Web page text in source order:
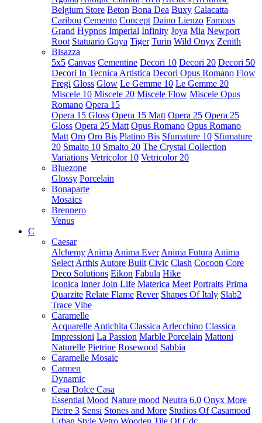
Belgium Store Beton Bona Dea Buxy Calacatta
Caribou Cemento Concept Daino Lienzo Famous
Grand Hypnos Imperial Infinity Joya Mia Newport
Root Statuario Goya Tiger Turin Wild Onyx Zenith
Bisazza
5x5 Canvas Cementine Decori 10 Decori 20 Decori 50
Decori In Tecnica Artistica Decori Opus Romano Flow
Fregi Gloss Glow Le Gemme 10 Le Gemme 20
Miscele 10 Miscele 20 Miscele Flow Miscele Opus
Romano Opera 15
Opera 15 Gloss Opera 15 Matt Opera 25 Opera 25
Gloss Opera 25 Matt Opus Romano Opus Romano
Matt Oro Oro Bis Platino Bis Sfumature 10 Sfumature
20 Smalto 10 Smalto 20 The Crystal Collection
Variations Vetricolor 10 Vetricolor 20
Bluezone
Glossy Porcelain
Bonaparte
Mosaics
Brennero
Venus
C
Caesar
Alchemy Anima Anima Ever Anima Futura Anima
Select Arthis Autore Built Civic Clash Cocoon Core
Deco Solutions Eikon Fabula Hike
Iconica Inner Join Life Materica Meet Portraits Prima
Quarzite Relate Flame Rever Shapes Of Italy Slab2
Trace Vibe
Caramelle
Acquarelle Antichita Classica Arlecchino Classica
Impressioni La Passion Marble Porcelain Mattoni
Naturelle Pietrine Rosewood Sabbia
Caramelle Mosaic
Carmen
Dynamic
Casa Dolce Casa
Essential Mood Nature mood Neutra 6.0 Onyx More
Pietre 3 Sensi Stones and More Studios Of Casamood